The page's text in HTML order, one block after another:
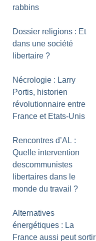
rabbins
Dossier religions : Et
dans une société
libertaire ?
Nécrologie : Larry
Portis, historien
révolutionnaire entre
France et Etats-Unis
Rencontres d’AL :
Quelle intervention
descommunistes
libertaires dans le
monde du travail ?
Alternatives
énergétiques : La
France aussi peut sortir